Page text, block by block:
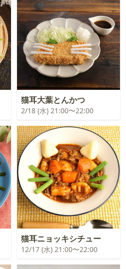
猫耳大葉とんかつ
2/18 (水) 21:00〜22:00
猫耳ニョッキシチュー
12/17 (水) 21:00〜22:00